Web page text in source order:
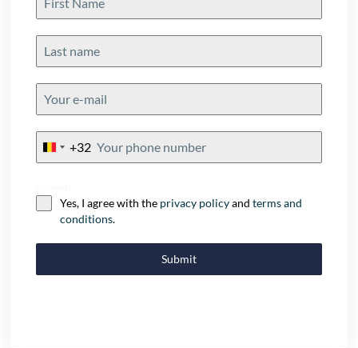
Belgium
+32
Yes, I agree with the privacy policyandterms and
conditions.
Submit